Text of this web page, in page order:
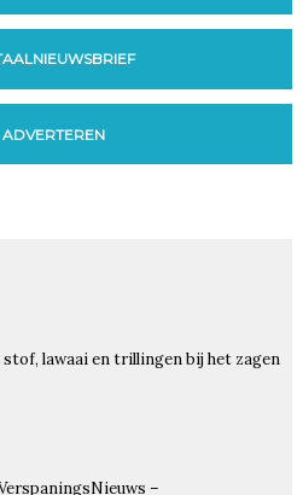
ADVERTEREN
lawaai en trillingen bij het zagen
–